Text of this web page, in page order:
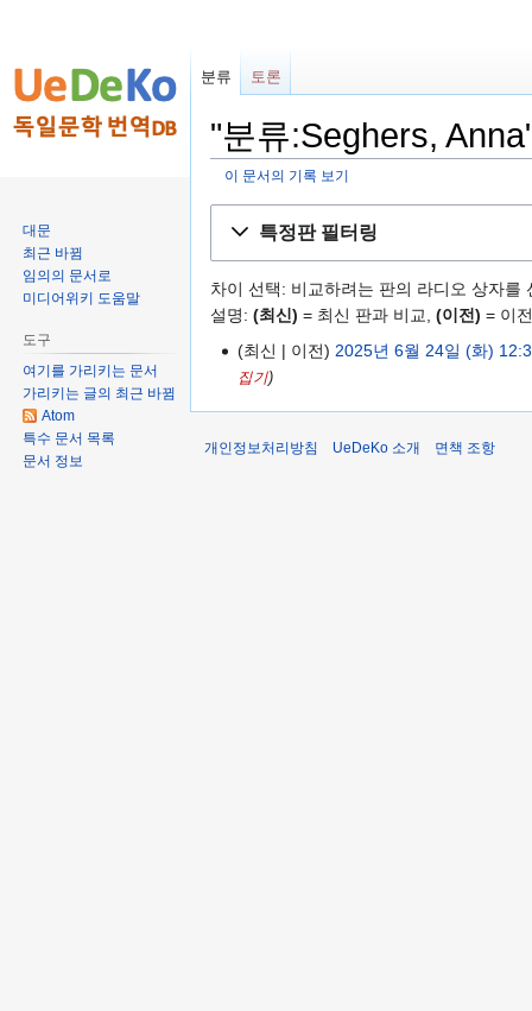
"분류:Seghers,
이 문서의 기록 보기
기
로
가
러
가
기
특정판 필터링
차이 선택: 비교하려는 판의 라디오 상자
설명: (최신) = 최신 판과 비교, (이전) = 이
최신
이전 2025년 6월 24일 (화)
집기
분류 토론
대문
최근 바뀜
임의의 문서로
미디어위키 도움말
도구
여기를 가리키는 문서
가리키는 글의 최근 바뀜
Atom
특수 문서 목록
문서 정보
개인정보처리방침 UeDeKo 소개 면책 조항